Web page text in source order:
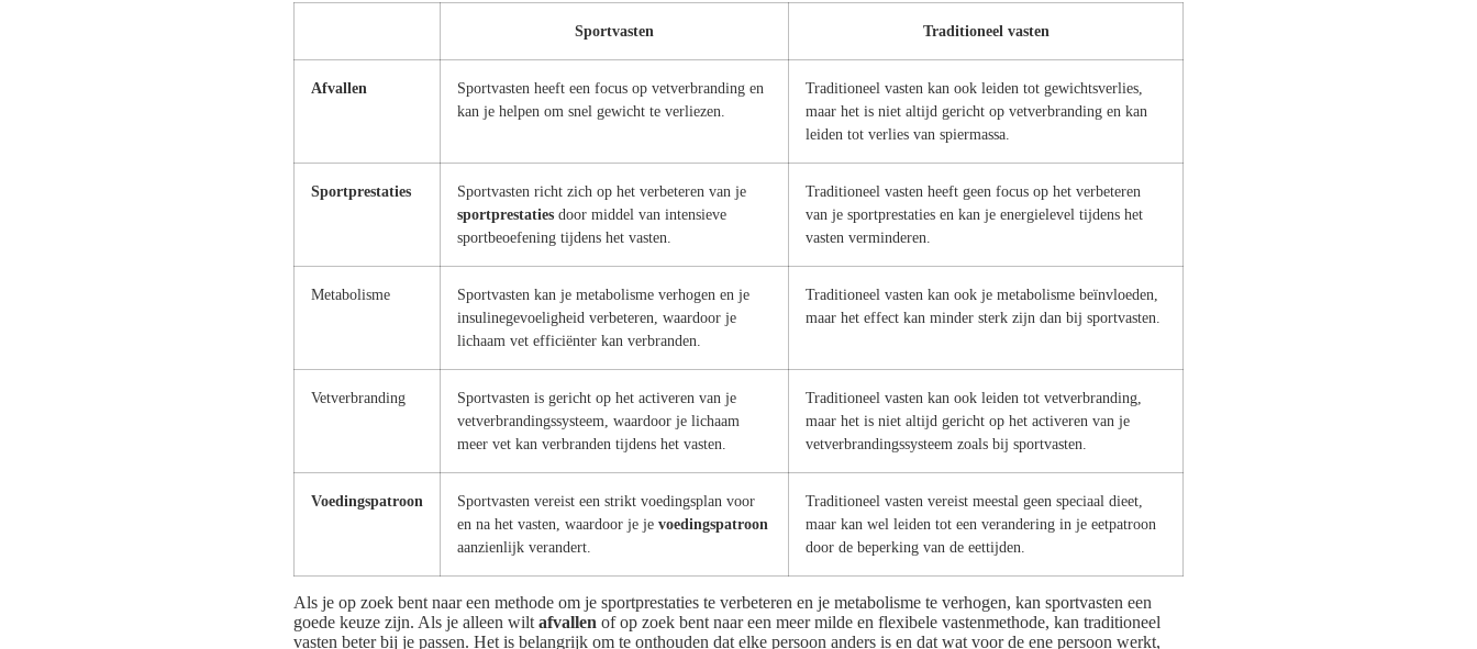
Sportvasten Traditioneel vasten
Afvallen
Sportvasten heeft een focus op vetverbranding en
kan je helpen om snel gewicht te verliezen.
Traditioneel vasten kan ook leiden tot gewichtsverlies,
maar het is niet altijd gericht op vetverbranding en kan
leiden tot verlies van spiermassa.
Sportprestaties
Sportvasten richt zich op het verbeteren van je
sportprestaties door middel van intensieve
sportbeoefening tijdens het vasten.
Traditioneel vasten heeft geen focus op het verbeteren
van je sportprestaties en kan je energielevel tijdens het
vasten verminderen.
Metabolisme
Sportvasten kan je metabolisme verhogen en je
insulinegevoeligheid verbeteren, waardoor je
lichaam vet efficiënter kan verbranden.
Traditioneel vasten kan ook je metabolisme beïnvloeden,
maar het effect kan minder sterk zijn dan bij sportvasten.
Vetverbranding
Sportvasten is gericht op het activeren van je
vetverbrandingssysteem, waardoor je lichaam
meer vet kan verbranden tijdens het vasten.
Traditioneel vasten kan ook leiden tot vetverbranding,
maar het is niet altijd gericht op het activeren van je
vetverbrandingssysteem zoals bij sportvasten.
Voedingspatroon
Sportvasten vereist een strikt voedingsplan voor
en na het vasten, waardoor je je voedingspatroon
aanzienlijk verandert.
Traditioneel vasten vereist meestal geen speciaal dieet,
maar kan wel leiden tot een verandering in je eetpatroon
door de beperking van de eettijden.
Als je op zoek bent naar een methode om je sportprestaties te verbeteren en je metabolisme te verhogen, kan sportvasten een
goede keuze zijn. Als je alleen wilt afvallen of op zoek bent naar een meer milde en flexibele vastenmethode, kan traditioneel
vasten beter bij je passen. Het is belangrijk om te onthouden dat elke persoon anders is en dat wat voor de ene persoon werkt,